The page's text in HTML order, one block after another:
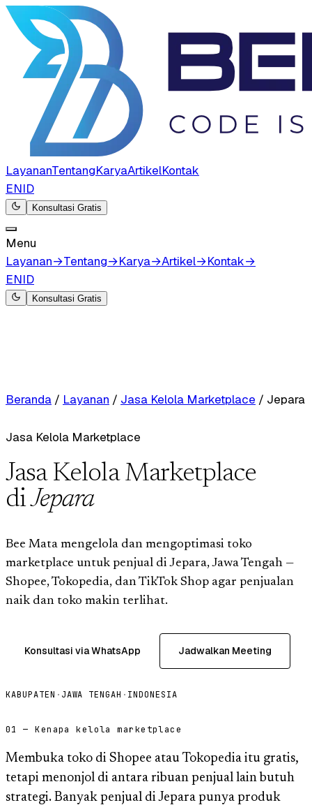
LayananTentangKaryaArtikelKontak
ENID
Konsultasi Gratis
Menu
Layanan→Tentang→Karya→Artikel→Kontak→
ENID
Konsultasi Gratis
Beranda / Layanan / Jasa Kelola Marketplace / Jepara
Jasa Kelola Marketplace
Jasa Kelola Marketplace
diJepara
Bee Mata mengelola dan mengoptimasi toko
marketplace untuk penjual di Jepara, Jawa Tengah —
Shopee, Tokopedia, dan TikTok Shop agar penjualan
naik dan toko makin terlihat.
Konsultasi via WhatsApp Jadwalkan Meeting
KABUPATEN · JAWA TENGAH · INDONESIA
01 — Kenapa kelola marketplace
Membuka toko di Shopee atau Tokopedia itu gratis,
tetapi menonjol di antara ribuan penjual lain butuh
strategi. Banyak penjual di Jepara punya produk